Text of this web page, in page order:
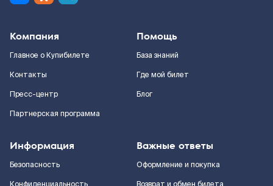
Компания
Главное о Купибилете
Контакты
Пресс-центр
Партнерская программа
Помощь
База знаний
Где мой билет
Блог
Информация
Безопасность
Важные ответы
Оформление и покупка